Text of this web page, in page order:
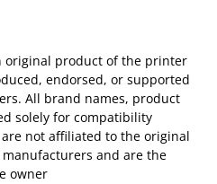
original product of the printer
endorsed, or supported
All brand names, product
solely for compatibility
not affiliated to the original
and are the
owner